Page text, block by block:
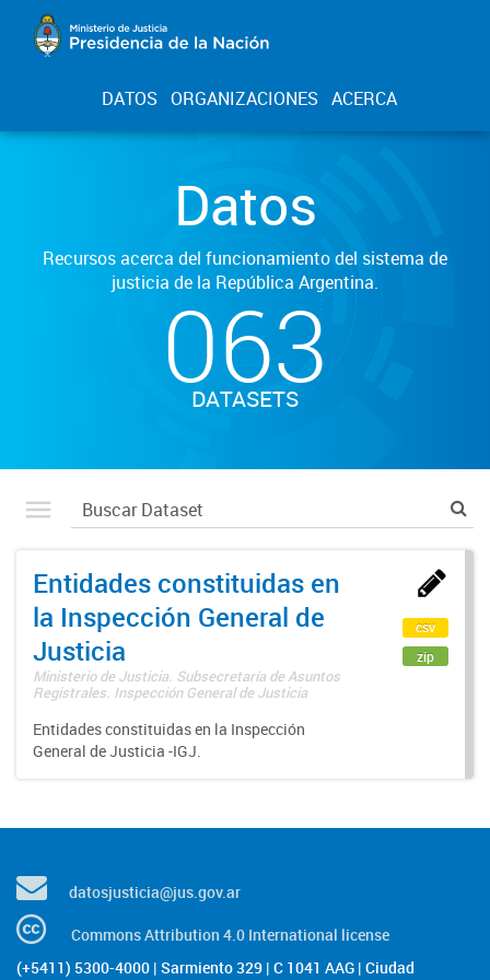
DATOS ORGANIZACIONES ACERCA
Datos
Recursos acerca del funcionamiento del sistema de
justicia de la República Argentina.
063
DATASETS
Entidades constituidas en
la Inspección General de
Justicia
Ministerio de Justicia. Subsecretaría de Asuntos
Registrales. Inspección General de Justicia
Entidades constituidas en la Inspección
General de Justicia -IGJ.
csv
zip
datosjusticia@jus.gov.ar
Commons Attribution 4.0 International license
(+5411) 5300-4000 | Sarmiento 329 | C 1041 AAG | Ciudad